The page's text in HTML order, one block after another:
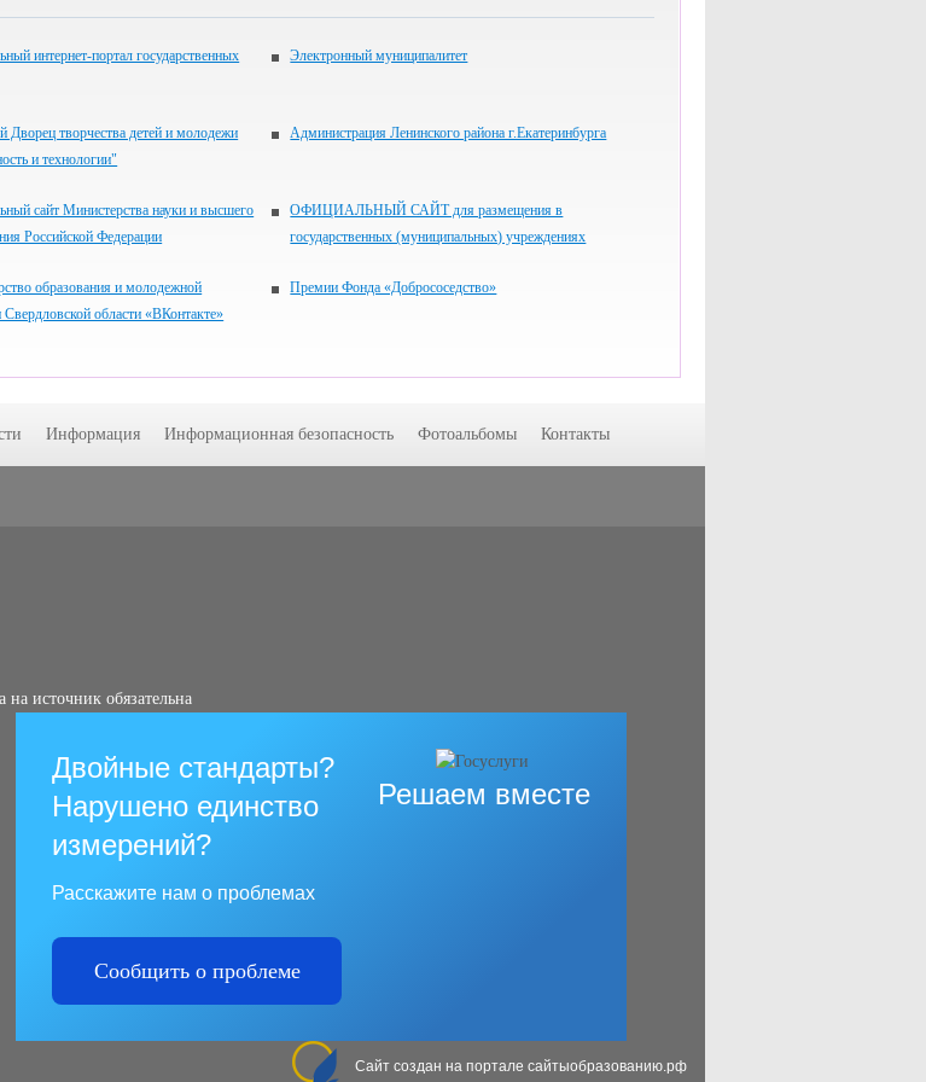
интернет-портал государственных
Электронный муниципалитет
Дворец творчества детей и молодежи
и технологии"
Администрация Ленинского района г.Екатеринбурга
сайт Министерства науки и высшего
Российской Федерации
ОФИЦИАЛЬНЫЙ САЙТ для размещения в
государственных (муниципальных) учреждениях
образования и молодежной
Свердловской области «ВКонтакте»
Премии Фонда «Добрососедство»
Информация Информационная безопасность Фотоальбомы Контакты
источник обязательна
Решаем вместе
Двойные стандарты?
Нарушено единство
измерений?
Расскажите нам о проблемах
Сообщить о проблеме
Сайт создан на портале сайтыобразованию.рф